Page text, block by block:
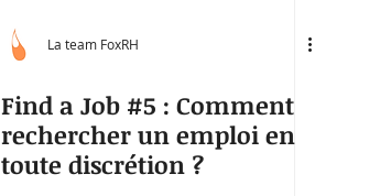
La team FoxRH
Find a Job #5 : Comment
rechercher un emploi en
toute discrétion ?